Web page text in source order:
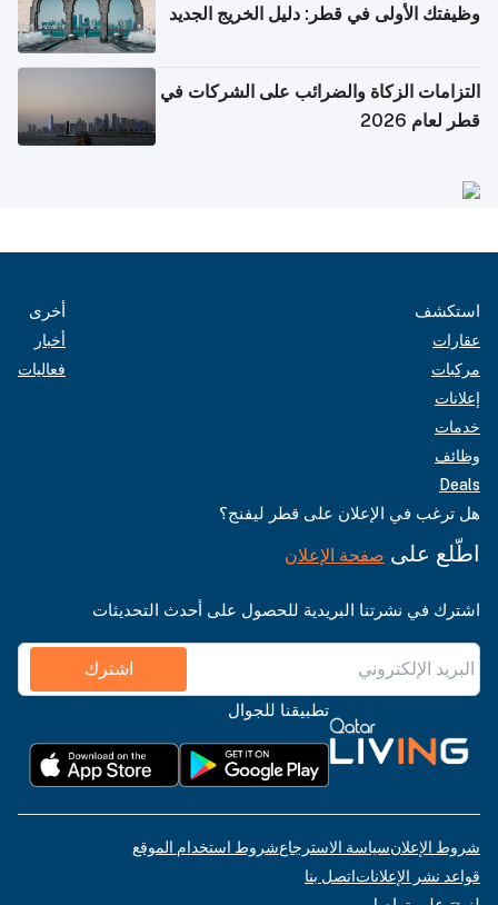
وظيفتك الأولى في قطر: دليل الخريج الجديد
التزامات الزكاة والضرائب على الشركات في
قطر لعام 2026
استكشف
عقارات
مركبات
إعلانات
خدمات
وظائف
Deals
أخرى
أخبار
فعاليات
هل ترغب في الإعلان على قطر ليفنج؟
اطّلع على صفحة الإعلان
اشترك في نشرتنا البريدية للحصول على أحدث التحديثات
اشترك
تطبيقنا للجوال
شروط الإعلانسياسة الاسترجاعشروط استخدام الموقع
قواعد نشر الإعلاناتاتصل بنا